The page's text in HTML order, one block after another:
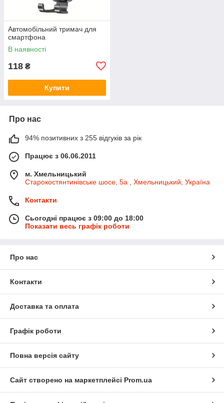
Автомобільний тримач для
смартфона
В наявності
118 ₴
Купити
Про нас
94% позитивних з 255 відгуків за рік
Працює з 06.06.2011
м. Хмельницький
Старокостянтинівське шосе, 5а , Хмельницький, Україна
Контакти
Сьогодні працює з 09:00 до 18:00
Показати весь графік роботи
Про нас
Контакти
Доставка та оплата
Графік роботи
Повна версія сайту
Сайт створено на маркетплейсі Prom.ua